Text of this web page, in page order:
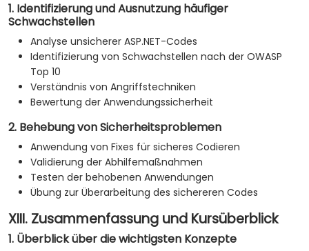
1. Identifizierung und Ausnutzung häufiger
Schwachstellen
Analyse unsicherer ASP.NET-Codes
Identifizierung von Schwachstellen nach der OWASP
Top 10
Verständnis von Angriffstechniken
Bewertung der Anwendungssicherheit
2. Behebung von Sicherheitsproblemen
Anwendung von Fixes für sicheres Codieren
Validierung der Abhilfemaßnahmen
Testen der behobenen Anwendungen
Übung zur Überarbeitung des sichereren Codes
XIII. Zusammenfassung und Kursüberblick
1. Überblick über die wichtigsten Konzepte